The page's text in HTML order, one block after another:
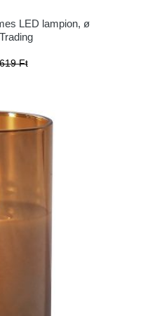
LED lampion, ø
Ft